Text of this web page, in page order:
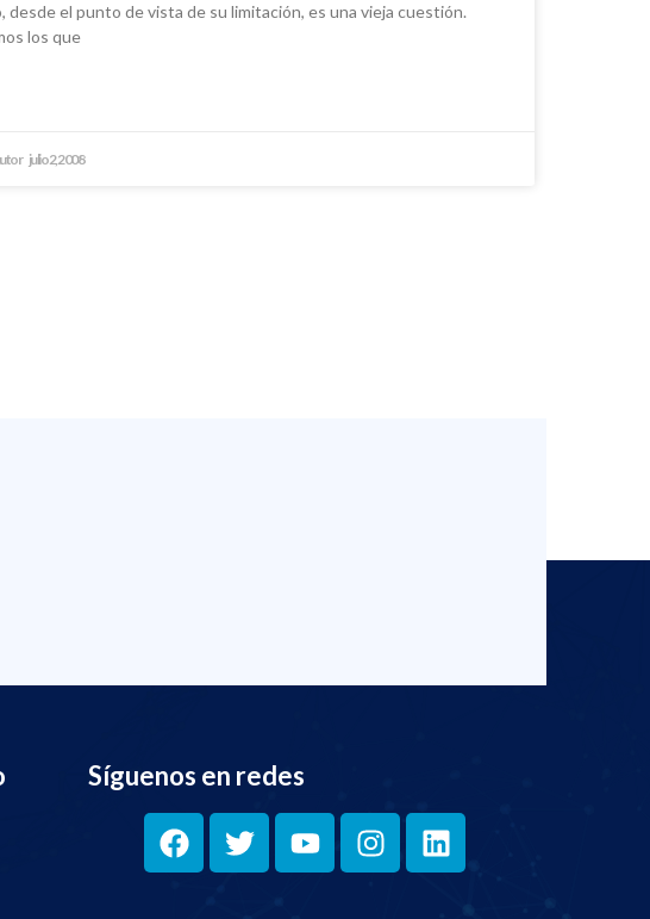
desde el punto de vista de su limitación, es una vieja cuestión.
los que
julio 2, 2008
Síguenos en redes